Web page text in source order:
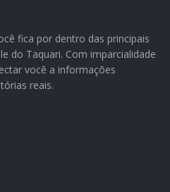
o plenário da Câmara
tarde da quarta-feira (09),
possam diminuir os
a forte queda dos preços.
Legislativo, a partir de
da Agricultura.
fica por dentro das principais
do Taquari. Com imparcialidade
você a informações
reais.